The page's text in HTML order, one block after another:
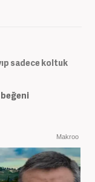
sadece koltuk
beğeni
Makroo